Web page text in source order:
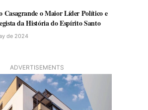
Casagrande o Maior Líder Político e
da História do Espírito Santo
de 2024
ADVERTISEMENTS